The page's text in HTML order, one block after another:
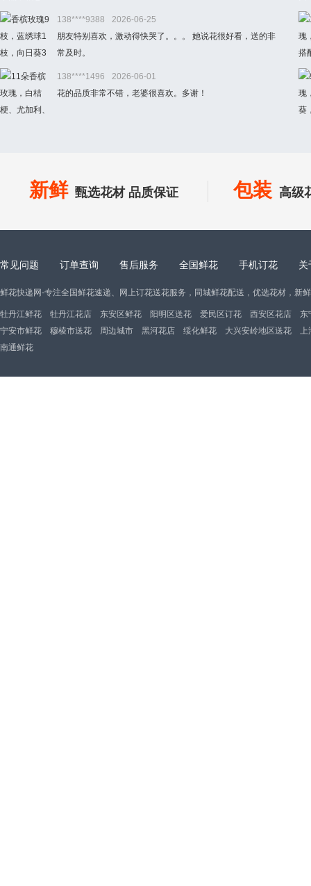
138****9388
2026-06-25
朋友特别喜欢，激动得快哭了。。。 她说花很好看，送的非
常及时。
138****1496
2026-06-01
花的品质非常不错，老婆很喜欢。多谢！
新鲜 甄选花材 品质保证 包装 高级
常见问题 订单查询 售后服务 全国鲜花 手机订花 关
鲜花快递网-专注全国鲜花速递、网上订花送花服务，同城鲜花配送，优选花材，新
牡丹江鲜花 牡丹江花店 东安区鲜花 阳明区送花 爱民区订花 西安区花店
东
宁安市鲜花
穆棱市送花 周边城市 黑河花店 绥化鲜花 大兴安岭地区送花
上
南通鲜花